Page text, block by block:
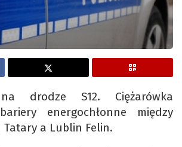
drodze S12. Ciężarówka
energochłonne między
Tatary a Lublin Felin.